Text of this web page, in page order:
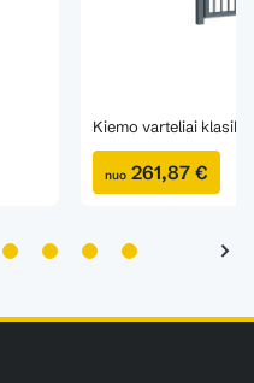
Kiemo varteliai klasik
nuo261,87 €